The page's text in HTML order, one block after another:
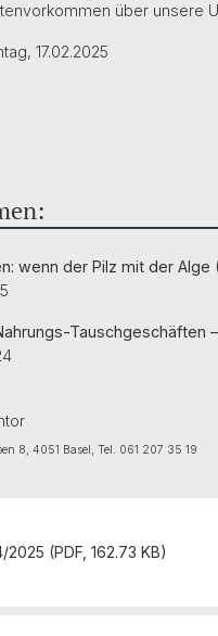
über unsere
17.02.2025
wenn der Pilz mit der Alge
8, 4051 Basel, Tel. 061 207 35 19
(PDF, 162.73 KB)